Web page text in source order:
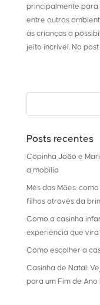
principalmente para
entre outros
às crianças a
jeito incrível. No post
Posts recentes
Copinha João e
a mobília
Mês das Mães:
filhos através da
Como a casinha
experiência que
Como escolher a
Casinha de Natal:
para um Fim de Ano